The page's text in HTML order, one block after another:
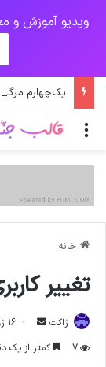
ویدیو آموزش و
منو
خانه
تغییر
ژاکت
ارسال
ایمیل
16 ژوئن 2026
7
کمتر از یک